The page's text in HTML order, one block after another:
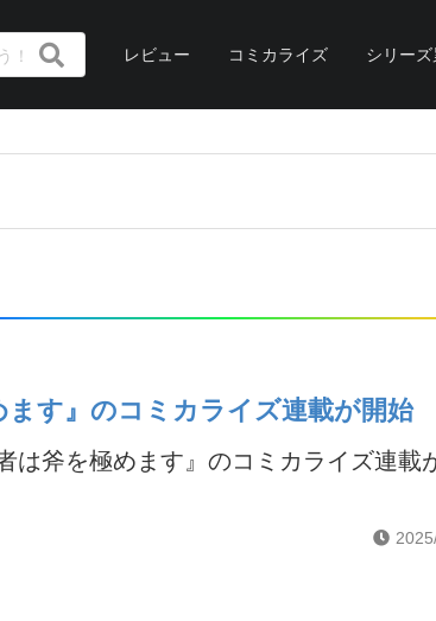
レビュー コミカライズ シリー
ます』のコミカライズ連載が開始
は斧を極めます』のコミカライズ連載